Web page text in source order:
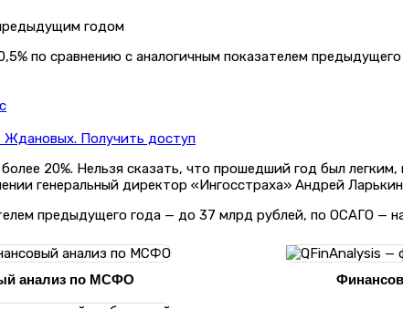
по сравнению с аналогичным показателем
Ждановых. Получить доступ
20%. Нельзя сказать, что прошедший год был
генеральный директор «Ингосстраха» Андрей
предыдущего года — до 37 млрд рублей, по ОСАГО —
анализ по МСФО